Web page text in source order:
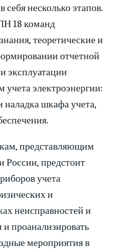
несколько этапов.
18 команд
теоретические и
отчетной
эксплуатации
учета электроэнергии:
наладка шкафа учета,
представляющим
России, предстоит
учета
и
неисправностей и
проанализировать
мероприятия в